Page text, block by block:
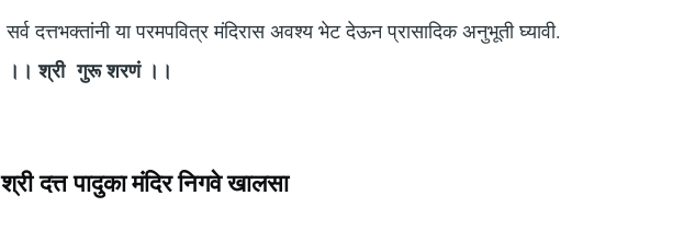
सर्व दत्तभक्तांनी या परमपवित्र मंदिरास अवश्य भेट देऊन प्रासादिक अनुभूती घ्यावी.
।। श्री गुरू शरणं ।।
श्री दत्त पादुका मंदिर निगवे खालसा